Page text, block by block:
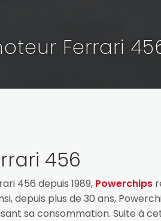
Ferrari
456
456 depuis 1989, Powerchips
depuis plus de 30 ans,
sa consommation. Suite à